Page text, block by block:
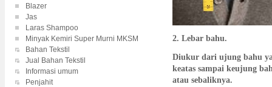
Blazer
Jas
Laras Shampoo
Minyak Kemiri Super Murni MKSM
Bahan Tekstil
Jual Bahan Tekstil
Informasi umum
Penjahit
2. Lebar bahu.
Diukur dari ujung bahu
keatas sampai keujung
atau sebaliknya.